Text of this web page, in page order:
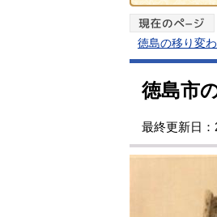
徳島の移り変
徳島市
最終更新日：